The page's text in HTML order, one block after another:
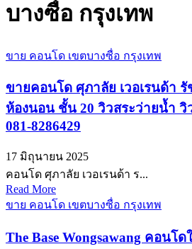
บางซื่อ กรุงเทพ
ขาย คอนโด เขตบางซื่อ กรุงเทพ
ขายคอนโด ศุภาลัย เวอเรนด้า
ห้องนอน ชั้น 20 วิวสระว่ายน้ำ วิ
081-8286429
17 มิถุนายน 2025
คอนโด ศุภาลัย เวอเรนด้า ร...
Read More
ขาย คอนโด เขตบางซื่อ กรุงเทพ
The Base Wongsawang คอนโ